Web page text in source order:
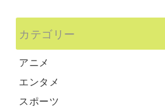
カテゴリー
アニメ
エンタメ
スポーツ